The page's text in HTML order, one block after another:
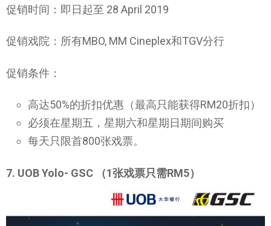
促销时间：即日起至 28 April 2019
促销戏院：所有MBO, MM Cineplex和TGV分行
促销条件：
高达50%的折扣优惠（最高只能获得RM20折扣）
必须在星期五，星期六和星期日期间购买
每天只限首800张戏票。
7. UOB Yolo- GSC （1张戏票只需RM5）